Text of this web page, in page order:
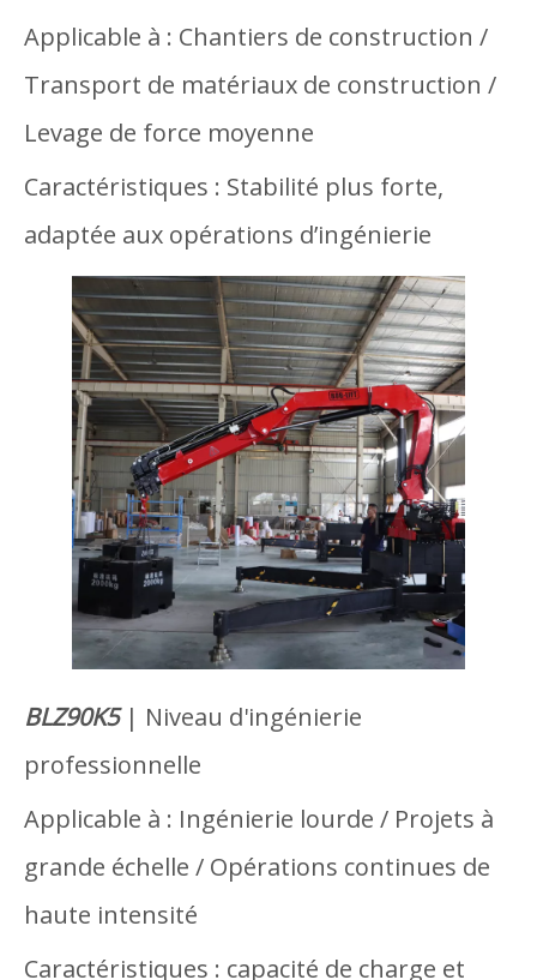
Applicable à : Chantiers de construction /
Transport de matériaux de construction /
Levage de force moyenne
Caractéristiques : Stabilité plus forte,
adaptée aux opérations d’ingénierie
BLZ90K5 | Niveau d'ingénierie
professionnelle
Applicable à : Ingénierie lourde / Projets à
grande échelle / Opérations continues de
haute intensité
Caractéristiques : capacité de charge et